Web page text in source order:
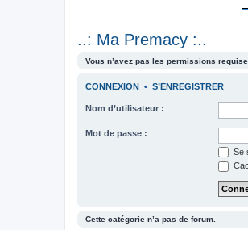
..: Ma Premacy :..
Vous n’avez pas les permissions
CONNEXION • S’ENREGISTRER
Nom d’utilisateur :
Mot de passe :
Se
Cette catégorie n’a pas de forum.